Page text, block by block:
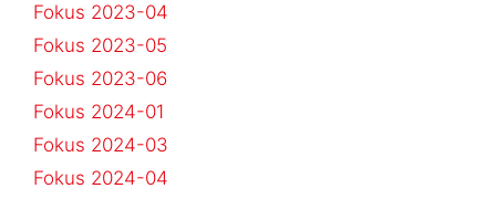
Fokus 2023-04
Fokus 2023-05
Fokus 2023-06
Fokus 2024-01
Fokus 2024-03
Fokus 2024-04